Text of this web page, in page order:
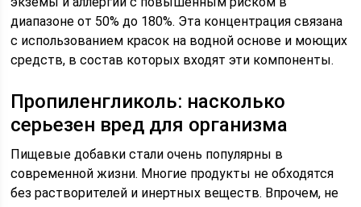
диапазоне от 50% до 180%. Эта концентрация связана
с использованием красок на водной основе и моющих
средств, в состав которых входят эти компоненты.
Пропиленгликоль: насколько
серьезен вред для организма
Пищевые добавки стали очень популярны в
современной жизни. Многие продукты не обходятся
без растворителей и инертных веществ. Впрочем, не